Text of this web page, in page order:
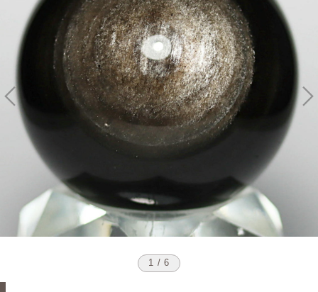
1 / 6